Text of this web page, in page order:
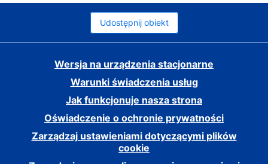
Udostępnij obiekt
Wersja na urządzenia stacjonarne
Warunki świadczenia usług
Jak funkcjonuje nasza strona
Oświadczenie o ochronie prywatności
Zarządzaj ustawieniami dotyczącymi plików
cookie